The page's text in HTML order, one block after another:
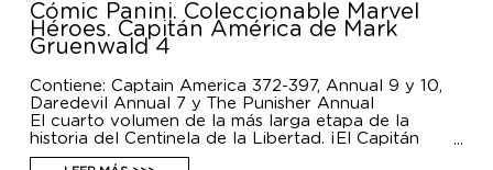
Cómic Panini. Coleccionable Marvel
Héroes. Capitán América de Mark
Gruenwald 4
Contiene: Captain America 372-397, Annual 9 y 10,
Daredevil Annual 7 y The Punisher Annual
El cuarto volumen de la más larga etapa de la
historia del Centinela de la Libertad. ¡El Capitán
América se une a la guerra contra las drogas!